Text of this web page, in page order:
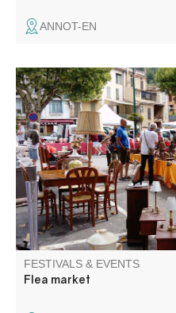
ANNOT-EN
Annot invites you to hunt
market square, but also in
Toys, decorative objects,
to be the item you're
FESTIVALS & EVENTS
Flea market